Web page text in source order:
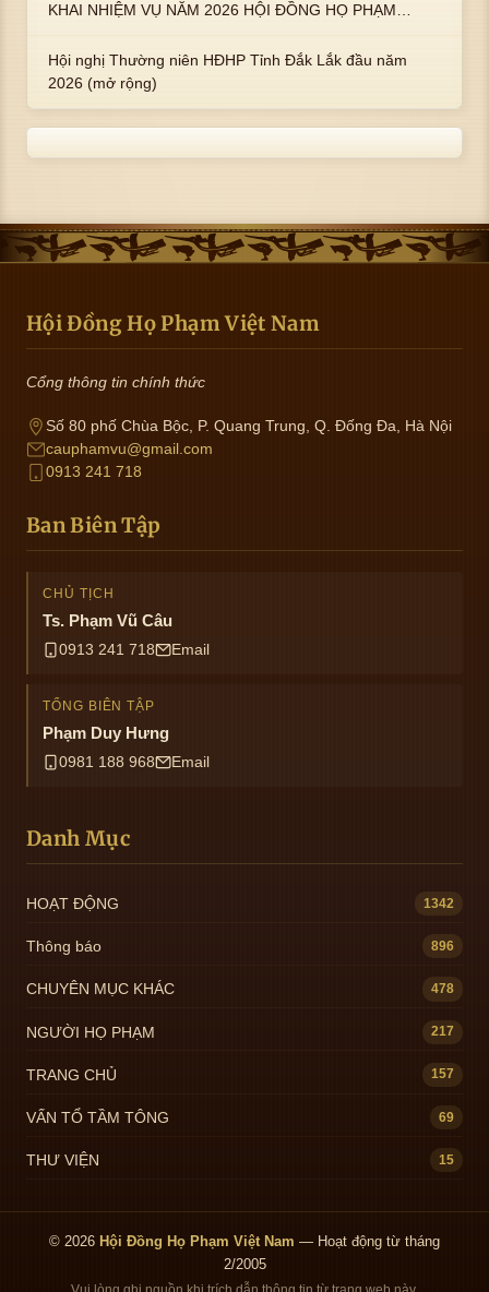
KHAI NHIỆM VỤ NĂM 2026 HỘI ĐỒNG HỌ PHẠM
Hội nghị Thường niên HĐHP Tỉnh Đắk Lắk đầu năm
2026 (mở rộng)
Hội Đồng Họ Phạm Việt Nam
Cổng thông tin chính thức
Số 80 phố Chùa Bộc, P. Quang Trung, Q. Đống Đa, Hà Nội
cauphamvu@gmail.com
0913 241 718
Ban Biên Tập
CHỦ TỊCH
Ts. Phạm Vũ Câu
0913 241 718 Email
TỔNG BIÊN TẬP
Phạm Duy Hưng
0981 188 968 Email
Danh Mục
HOẠT ĐỘNG 1342
Thông báo 896
CHUYÊN MỤC KHÁC 478
NGƯỜI HỌ PHẠM 217
TRANG CHỦ 157
VẤN TỔ TẦM TÔNG 69
THƯ VIỆN 15
© 2026 Hội Đồng Họ Phạm Việt Nam — Hoạt động từ tháng
2/2005